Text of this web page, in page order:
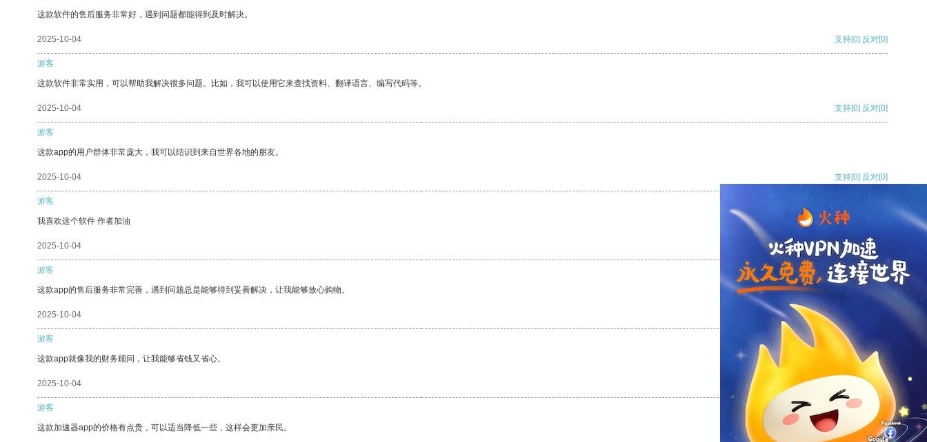
这款软件的售后服务非常好，遇到问题都能得到及时解决。
2025-10-04 支持[0] 反对[0]
游客
这款软件非常实用，可以帮助我解决很多问题。比如，我可以使用它来查找资料、翻译语言、编写代码等。
2025-10-04 支持[0] 反对[0]
游客
这款app的用户群体非常庞大，我可以结识到来自世界各地的朋友。
2025-10-04 支持[0] 反对[0]
游客
我喜欢这个软件 作者加油
2025-10-04 支持[0] 反对
游客
这款app的售后服务非常完善，遇到问题总是能够得到妥善解决，让我能够放心购物。
2025-10-04 支持
游客
这款app就像我的财务顾问，让我能够省钱又省心。
2025-10-04 反对 [0]
游客
这款加速器app的价格有点贵，可以适当降低一些，这样会更加亲民。